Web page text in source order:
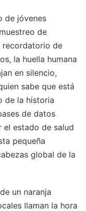
de jóvenes
de
recordatorio de
la huella humana
en silencio,
sabe que está
de la historia
de datos
estado de salud
pequeña
global de la
un naranja
llaman la hora